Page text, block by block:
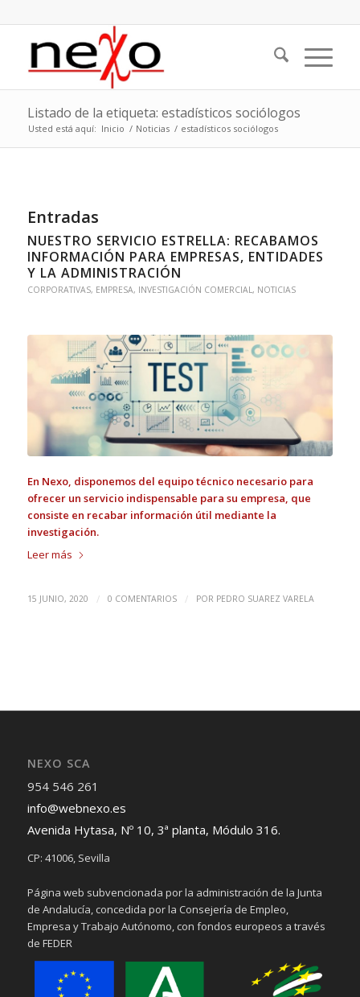
Listado de la etiqueta: estadísticos sociólogos
Usted está aquí: Inicio / Noticias / estadísticos sociólogos
Entradas
NUESTRO SERVICIO ESTRELLA: RECABAMOS
INFORMACIÓN PARA EMPRESAS, ENTIDADES
Y LA ADMINISTRACIÓN
CORPORATIVAS, EMPRESA, INVESTIGACIÓN COMERCIAL, NOTICIAS
En Nexo, disponemos del equipo técnico necesario para
ofrecer un servicio indispensable para su empresa, que
consiste en recabar información útil mediante la
investigación.
Leer más
15 JUNIO, 2020 / 0 COMENTARIOS / POR PEDRO SUAREZ VARELA
NEXO SCA
954 546 261
info@webnexo.es
Avenida Hytasa, Nº 10, 3ª planta, Módulo 316.
CP: 41006, Sevilla
Página web subvencionada por la administración de la Junta
de Andalucía, concedida por la Consejería de Empleo,
Empresa y Trabajo Autónomo, con fondos europeos a través
de FEDER